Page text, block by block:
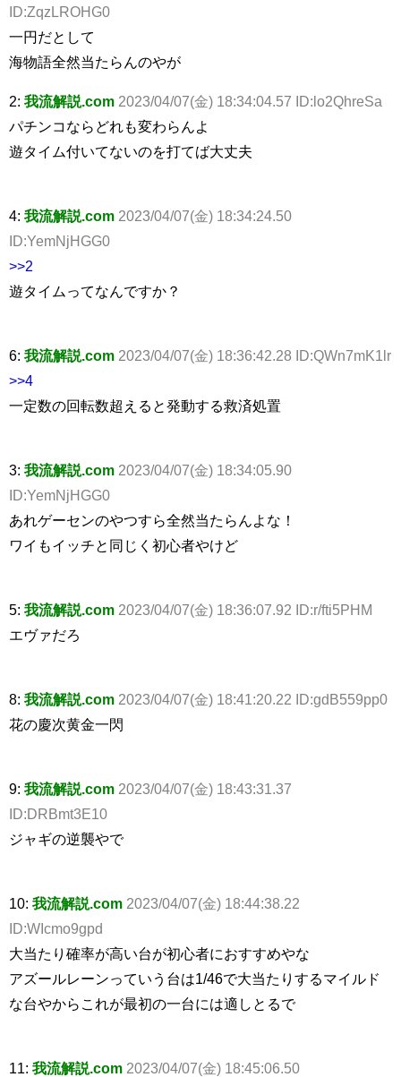
ID:ZqzLROHG0
一円だとして
海物語全然当たらんのやが
2: 我流解説.com 2023/04/07(金) 18:34:04.57 ID:lo2QhreSa
パチンコならどれも変わらんよ
遊タイム付いてないのを打てば大丈夫
4: 我流解説.com 2023/04/07(金) 18:34:24.50
ID:YemNjHGG0
>>2
遊タイムってなんですか？
6: 我流解説.com 2023/04/07(金) 18:36:42.28 ID:QWn7mK1lr
>>4
一定数の回転数超えると発動する救済処置
3: 我流解説.com 2023/04/07(金) 18:34:05.90
ID:YemNjHGG0
あれゲーセンのやつすら全然当たらんよな！
ワイもイッチと同じく初心者やけど
5: 我流解説.com 2023/04/07(金) 18:36:07.92 ID:r/fti5PHM
エヴァだろ
8: 我流解説.com 2023/04/07(金) 18:41:20.22 ID:gdB559pp0
花の慶次黄金一閃
9: 我流解説.com 2023/04/07(金) 18:43:31.37
ID:DRBmt3E10
ジャギの逆襲やで
10: 我流解説.com 2023/04/07(金) 18:44:38.22
ID:WIcmo9gpd
大当たり確率が高い台が初心者におすすめやな
アズールレーンっていう台は1/46で大当たりするマイルド
な台やからこれが最初の一台には適しとるで
11: 我流解説.com 2023/04/07(金) 18:45:06.50